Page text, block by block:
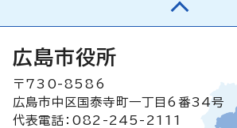
広島市役所
〒730-8586
広島市中区国泰寺町一丁目6番34号
代表電話：082-245-2111